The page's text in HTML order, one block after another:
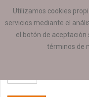
Utilizamos cookies
servicios mediante el
el botón de aceptación
términos de
ESTÁ AQUÍ: